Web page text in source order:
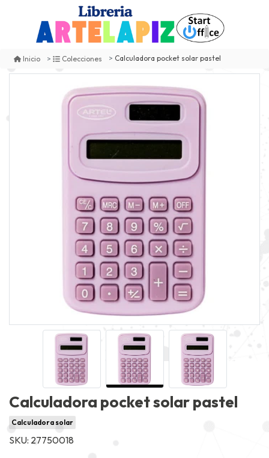
Inicio Colecciones Calculadora pocket solar pastel
Calculadora pocket solar pastel
Calculadora solar
SKU: 27750018